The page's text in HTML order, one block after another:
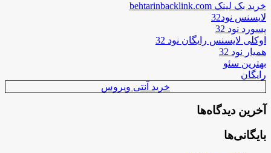
خرید بک لینک behtarinbacklink.com
لایسنس نود32
پسورد نود 32
اوکلی لایسنس رایگان نود 32
همیار نود 32
بهترین سئو
رایگان
خرید آنتی ویروس
آخرین دیدگاه‌ها
بایگانی‌ها